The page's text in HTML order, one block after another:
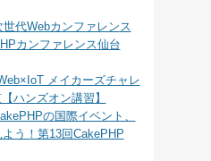
代Webカンファレンス
カンファレンス仙台
メイカーズチャレ
ハンズオン講習】
の国際イベント、
う！第13回CakePHP